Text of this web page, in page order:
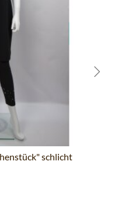
schlicht